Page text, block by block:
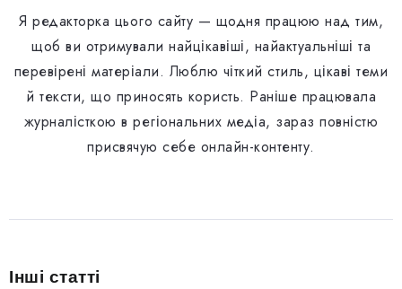
Я редакторка цього сайту — щодня працюю над тим,
щоб ви отримували найцікавіші, найактуальніші та
перевірені матеріали. Люблю чіткий стиль, цікаві теми
й тексти, що приносять користь. Раніше працювала
журналісткою в регіональних медіа, зараз повністю
присвячую себе онлайн-контенту.
Інші статті